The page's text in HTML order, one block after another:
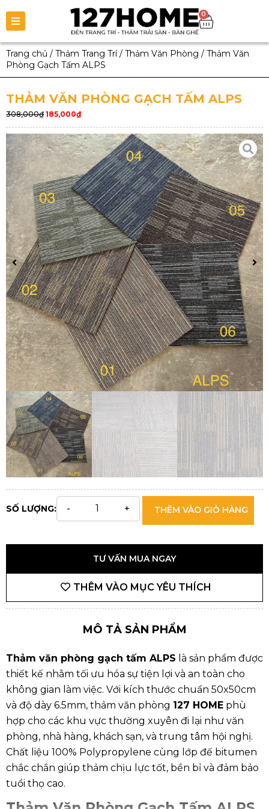
0
Trang chủ / Thảm Trang Trí/ Thảm Văn Phòng / Thảm Văn
Phòng Gạch Tấm ALPS
THẢM VĂN PHÒNG GẠCH TẤM ALPS
308,000₫ 185,000₫
SỐ LƯỢNG: THÊM VÀO GIỎ HÀNG
TƯ VẤN MUA NGAY
THÊM VÀO MỤC YÊU THÍCH
MÔ TẢ SẢN PHẨM
Thảm văn phòng gạch tấm ALPS là sản phẩm được
thiết kế nhằm tối ưu hóa sự tiện lợi và an toàn cho
không gian làm việc. Với kích thước chuẩn 50x50cm
và độ dày 6.5mm, thảm văn phòng 127 HOME phù
hợp cho các khu vực thường xuyên đi lại như văn
phòng, nhà hàng, khách sạn, và trung tâm hội nghị.
Chất liệu 100% Polypropylene cùng lớp đế bitumen
chắc chắn giúp thảm chịu lực tốt, bền bỉ và đảm bảo
tuổi thọ cao.